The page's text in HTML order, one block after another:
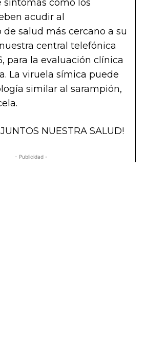
como los
acudir al
salud más cercano a su
central telefónica
para la evaluación clínica
La viruela símica puede
similar al sarampión,
NUESTRA SALUD!
- Publicidad -